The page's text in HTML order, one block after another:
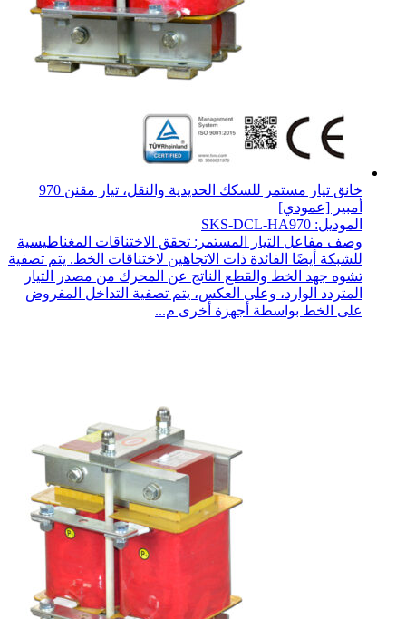
خانق تيار مستمر للسكك الحديدية والنقل، تيار مقنن 970
أمبير [عمودي]
الموديل: SKS-DCL-HA970
وصف مفاعل التيار المستمر: تحقق الاختناقات المغناطيسية
للشبكة أيضًا الفائدة ذات الاتجاهين لاختناقات الخط. يتم تصفية
تشوه جهد الخط والقطع الناتج عن المحرك من مصدر التيار
المتردد الوارد، وعلى العكس، يتم تصفية التداخل المفروض
على الخط بواسطة أجهزة أخرى م...